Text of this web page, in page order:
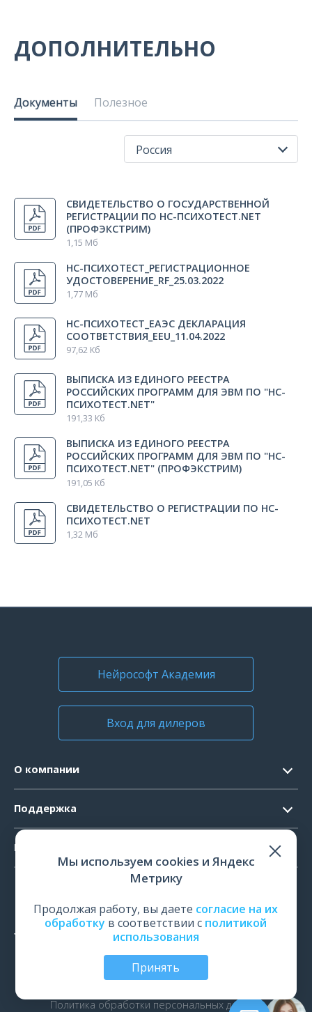
ДОПОЛНИТЕЛЬНО
Документы Полезное
Россия
Россия
СВИДЕТЕЛЬСТВО О ГОСУДАРСТВЕННОЙ
РЕГИСТРАЦИИ ПО НС-ПСИХОТЕСТ.NET
(ПРОФЭКСТРИМ)
1,15 Мб
НС-ПСИХОТЕСТ_РЕГИСТРАЦИОННОЕ
УДОСТОВЕРЕНИЕ_RF_25.03.2022
1,77 Мб
НС-ПСИХОТЕСТ_ЕАЭС ДЕКЛАРАЦИЯ
СООТВЕТСТВИЯ_EEU_11.04.2022
97,62 Кб
ВЫПИСКА ИЗ ЕДИНОГО РЕЕСТРА
РОССИЙСКИХ ПРОГРАММ ДЛЯ ЭВМ ПО "НС-
ПСИХОТЕСТ.NET"
191,33 Кб
ВЫПИСКА ИЗ ЕДИНОГО РЕЕСТРА
РОССИЙСКИХ ПРОГРАММ ДЛЯ ЭВМ ПО "НС-
ПСИХОТЕСТ.NET" (ПРОФЭКСТРИМ)
191,05 Кб
СВИДЕТЕЛЬСТВО О РЕГИСТРАЦИИ ПО НС-
ПСИХОТЕСТ.NET
1,32 Мб
Нейрософт Академия
Вход для дилеров
О компании
Официальные документы
Поддержка
Системные требования
Поверка и калибровка
Продукты
ЭМГ
ИОМ
рПМС
© Все права защищены | ООО «Нейрософт», Иваново,
Политика обработки персональных данных
Мы используем cookies и Яндекс
Метрику
Продолжая работу, вы даете согласие на их
обработку в соответствии с политикой
использования
Принять